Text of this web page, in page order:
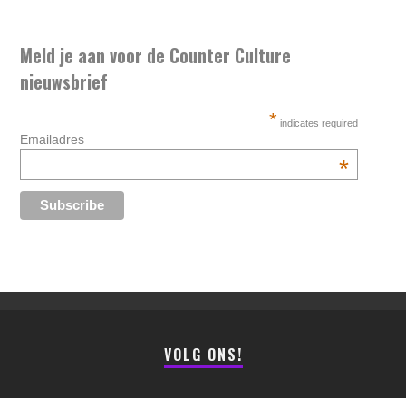
Meld je aan voor de Counter Culture
nieuwsbrief
* indicates required
Emailadres
*
VOLG ONS!